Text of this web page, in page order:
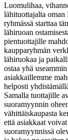
Luomulihaa,
lähituottajalta oman
ryhmässä starttaa
lähiruoan
pientuottajille
kaupparyhmän
lähiruokaa ja
ostaa yhä
asiakkaillemme
helposti
Samalla tuottajille
suoramyynnin
vähittäiskaupasta
että asiakkaat
suoramyynnissä